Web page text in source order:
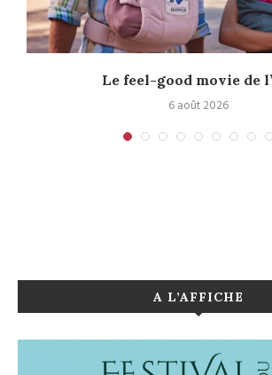
Le feel-good movie de
6 août 2026
A L’AFFICHE